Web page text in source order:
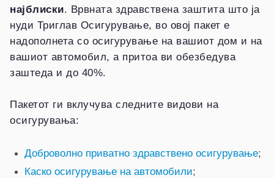
најблиски. Врвната здравствена заштита што ја
нуди Триглав Осигурување, во овој пакет е
надополнета со осигурување на вашиот дом и на
вашиот автомобил, а притоа ви обезбедува
заштеда и до 40%.
Пакетот ги вклучува следните видови на
осигурувања:
Доброволно приватно здравствено осигурување;
Каско осигурување на автомобили;